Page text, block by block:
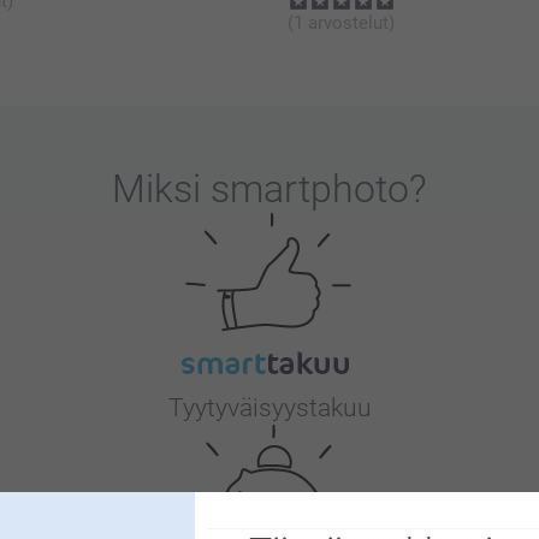
(1 arvostelut)
Miksi smartphoto?
Tyytyväisyystakuu